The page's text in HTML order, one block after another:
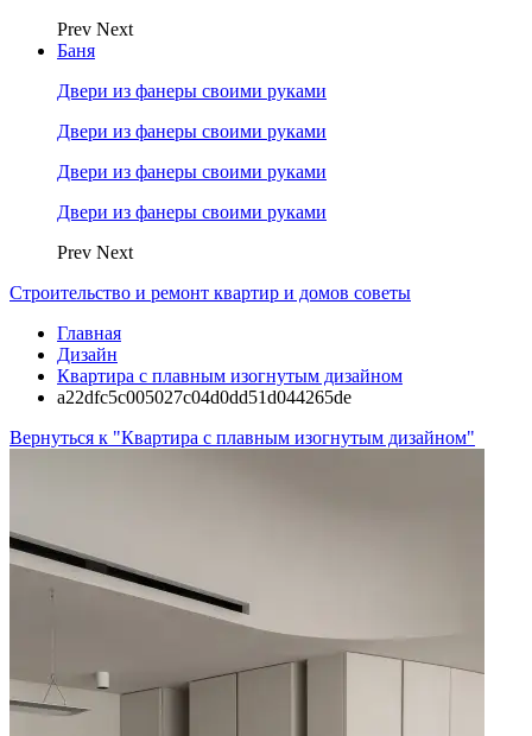
Prev Next
Баня
Двери из фанеры своими руками
Двери из фанеры своими руками
Двери из фанеры своими руками
Двери из фанеры своими руками
Prev Next
Строительство и ремонт квартир и домов советы
Главная
Дизайн
Квартира с плавным изогнутым дизайном
a22dfc5c005027c04d0dd51d044265de
Вернуться к "Квартира с плавным изогнутым дизайном"